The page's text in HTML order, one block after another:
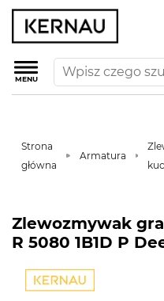
MENU
Strona
główna
Armatura
Zlewozmywak
R 5080 1B1D P